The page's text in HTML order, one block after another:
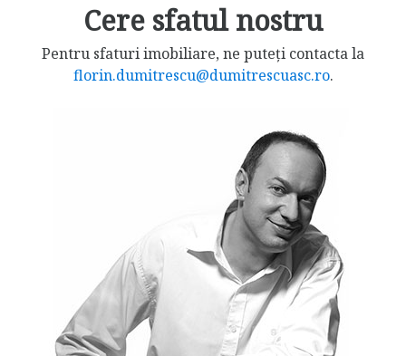
Cere sfatul nostru
Pentru sfaturi imobiliare, ne puteți contacta la
florin.dumitrescu@dumitrescuasc.ro.